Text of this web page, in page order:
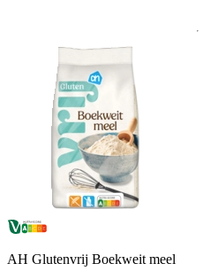
AH Glutenvrij Boekweit meel